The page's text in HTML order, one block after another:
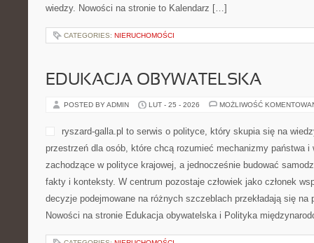
satysfakcją. Jeśli szukasz
chcesz uporządkować swoje podejście do taktyki, albo po
rybach i wędkarskich realiach, znajdziesz tu czytelną bazę
CATEGORIES:NIERUCHOMOŚCI
EDUKACJA OBYWATELSKA
POSTED BY ADMIN LUT - 25 - 2026 MOŻLIWOŚĆ
ryszard-galla.pl to serwis
wiedzy o społeczeństwie.
chcą rozumieć
śledzić procesy